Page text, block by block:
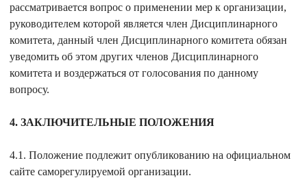
рассматривается вопрос о применении мер к организации,
руководителем которой является член Дисциплинарного
комитета, данный член Дисциплинарного комитета обязан
уведомить об этом других членов Дисциплинарного
комитета и воздержаться от голосования по данному
вопросу.
4. ЗАКЛЮЧИТЕЛЬНЫЕ ПОЛОЖЕНИЯ
4.1. Положение подлежит опубликованию на официальном
сайте саморегулируемой организации.